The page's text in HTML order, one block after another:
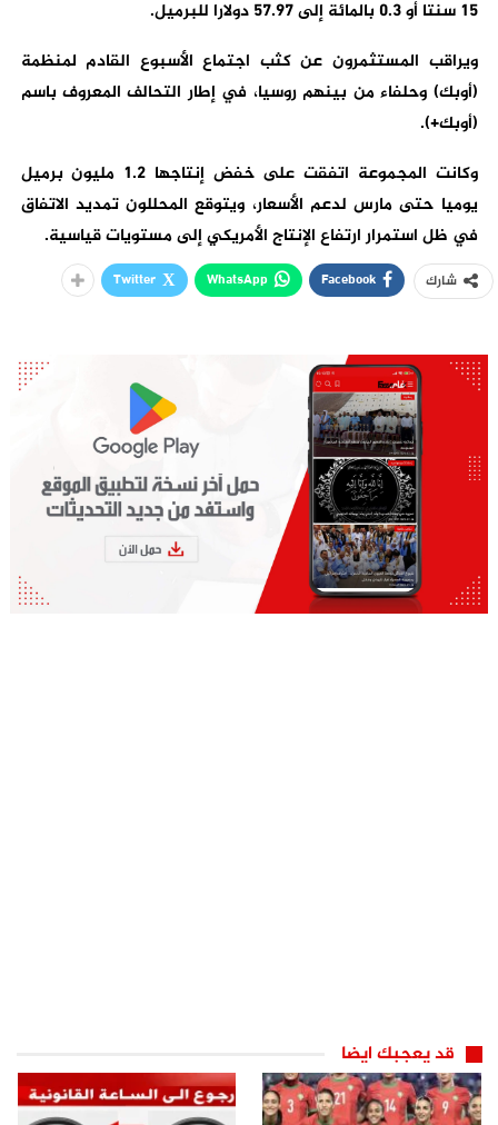
15 سنتا أو 0.3 بالمائة إلى 57.97 دولارا للبرميل.
ويراقب المستثمرون عن كثب اجتماع الأسبوع القادم لمنظمة
(أوبك) وحلفاء من بينهم روسيا، في إطار التحالف المعروف باسم
(أوبك+).
وكانت المجموعة اتفقت على خفض إنتاجها 1.2 مليون برميل
يوميا حتى مارس لدعم الأسعار، ويتوقع المحللون تمديد الاتفاق
في ظل استمرار ارتفاع الإنتاج الأمريكي إلى مستويات قياسية.
شارك Facebook
WhatsApp
Twitter
قد يعجبك ايضا